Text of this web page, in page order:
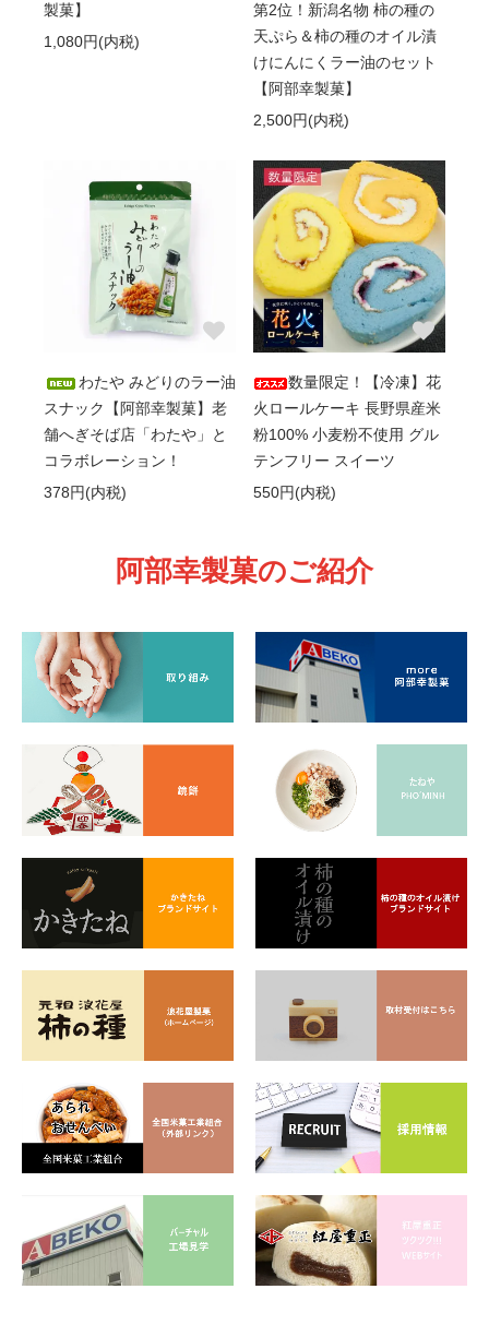
製菓】
1,080円(内税)
第2位！新潟名物 柿の種の
天ぷら＆柿の種のオイル漬
けにんにくラー油のセット
【阿部幸製菓】
2,500円(内税)
わたや みどりのラー油
スナック【阿部幸製菓】老
舗へぎそば店「わたや」と
コラボレーション！
378円(内税)
数量限定！【冷凍】花
火ロールケーキ 長野県産米
粉100% 小麦粉不使用 グル
テンフリー スイーツ
550円(内税)
阿部幸製菓のご紹介